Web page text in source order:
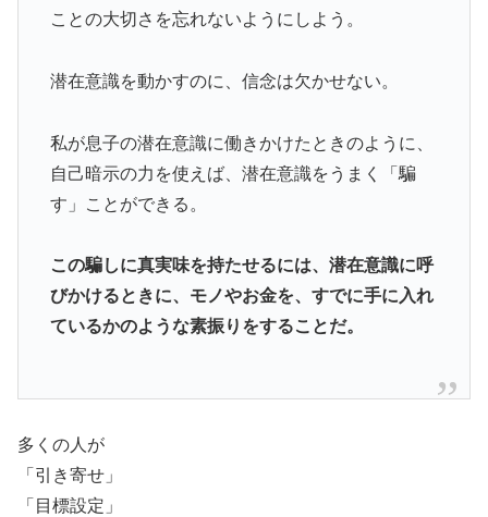
ことの大切さを忘れないようにしよう。
潜在意識を動かすのに、信念は欠かせない。
私が息子の潜在意識に働きかけたときのように、
自己暗示の力を使えば、潜在意識をうまく「騙
す」ことができる。
この騙しに真実味を持たせるには、潜在意識に呼
びかけるときに、モノやお金を、すでに手に入れ
ているかのような素振りをすることだ。
多くの人が
「引き寄せ」
「目標設定」